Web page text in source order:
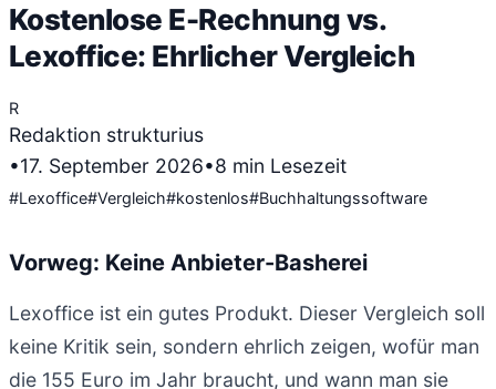
Kostenlose E-Rechnung vs.
Lexoffice: Ehrlicher Vergleich
R
Redaktion strukturius
•17. September 2026•8 min Lesezeit
#Lexoffice#Vergleich#kostenlos#Buchhaltungssoftware
Vorweg: Keine Anbieter-Basherei
Lexoffice ist ein gutes Produkt. Dieser Vergleich soll
keine Kritik sein, sondern ehrlich zeigen, wofür man
die 155 Euro im Jahr braucht, und wann man sie